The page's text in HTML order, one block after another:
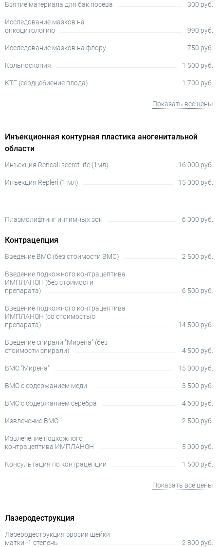
Взятие материала для бак.посева 300 руб.
Исследование мазков на
онкоцитологию
990 руб.
Исследование мазков на флору 750 руб.
Кольпоскопия 1 500 руб.
КТГ (сердцебиение плода) 1 700 руб.
Показать все цены
Инъекционная контурная пластика аногенитальной
области
Инъекция Reneall secret life (1мл) 16 000 руб.
Инъекция Repleri (1 мл) 15 000 руб.
Плазмолифтинг интимных зон 6 000 руб.
Контрацепция
Введение ВМС (без стоимости ВМС) 2 500 руб.
Введение подкожного контрацептива
ИМПЛАНОН (без стоимости
препарата)
6 500 руб.
Введение подкожного контрацептива
ИМПЛАНОН (со стоимостью
препарата)
14 500 руб.
Введение спирали "Мирена" (без
стоимости спирали)
4 500 руб.
ВМС "Мирена" 15 000 руб.
ВМС с содержанием меди 3 500 руб.
ВМС с содержанием серебра 4 600 руб.
Извлечение ВМС 2 500 руб.
Извлечение подкожного
контрацептива ИМПЛАНОН
5 000 руб.
Консультация по контрацепции 1 500 руб.
Показать все цены
Лазеродеструкция
Лазеродеструкция эрозии шейки
матки -1 степень
2 800 руб.